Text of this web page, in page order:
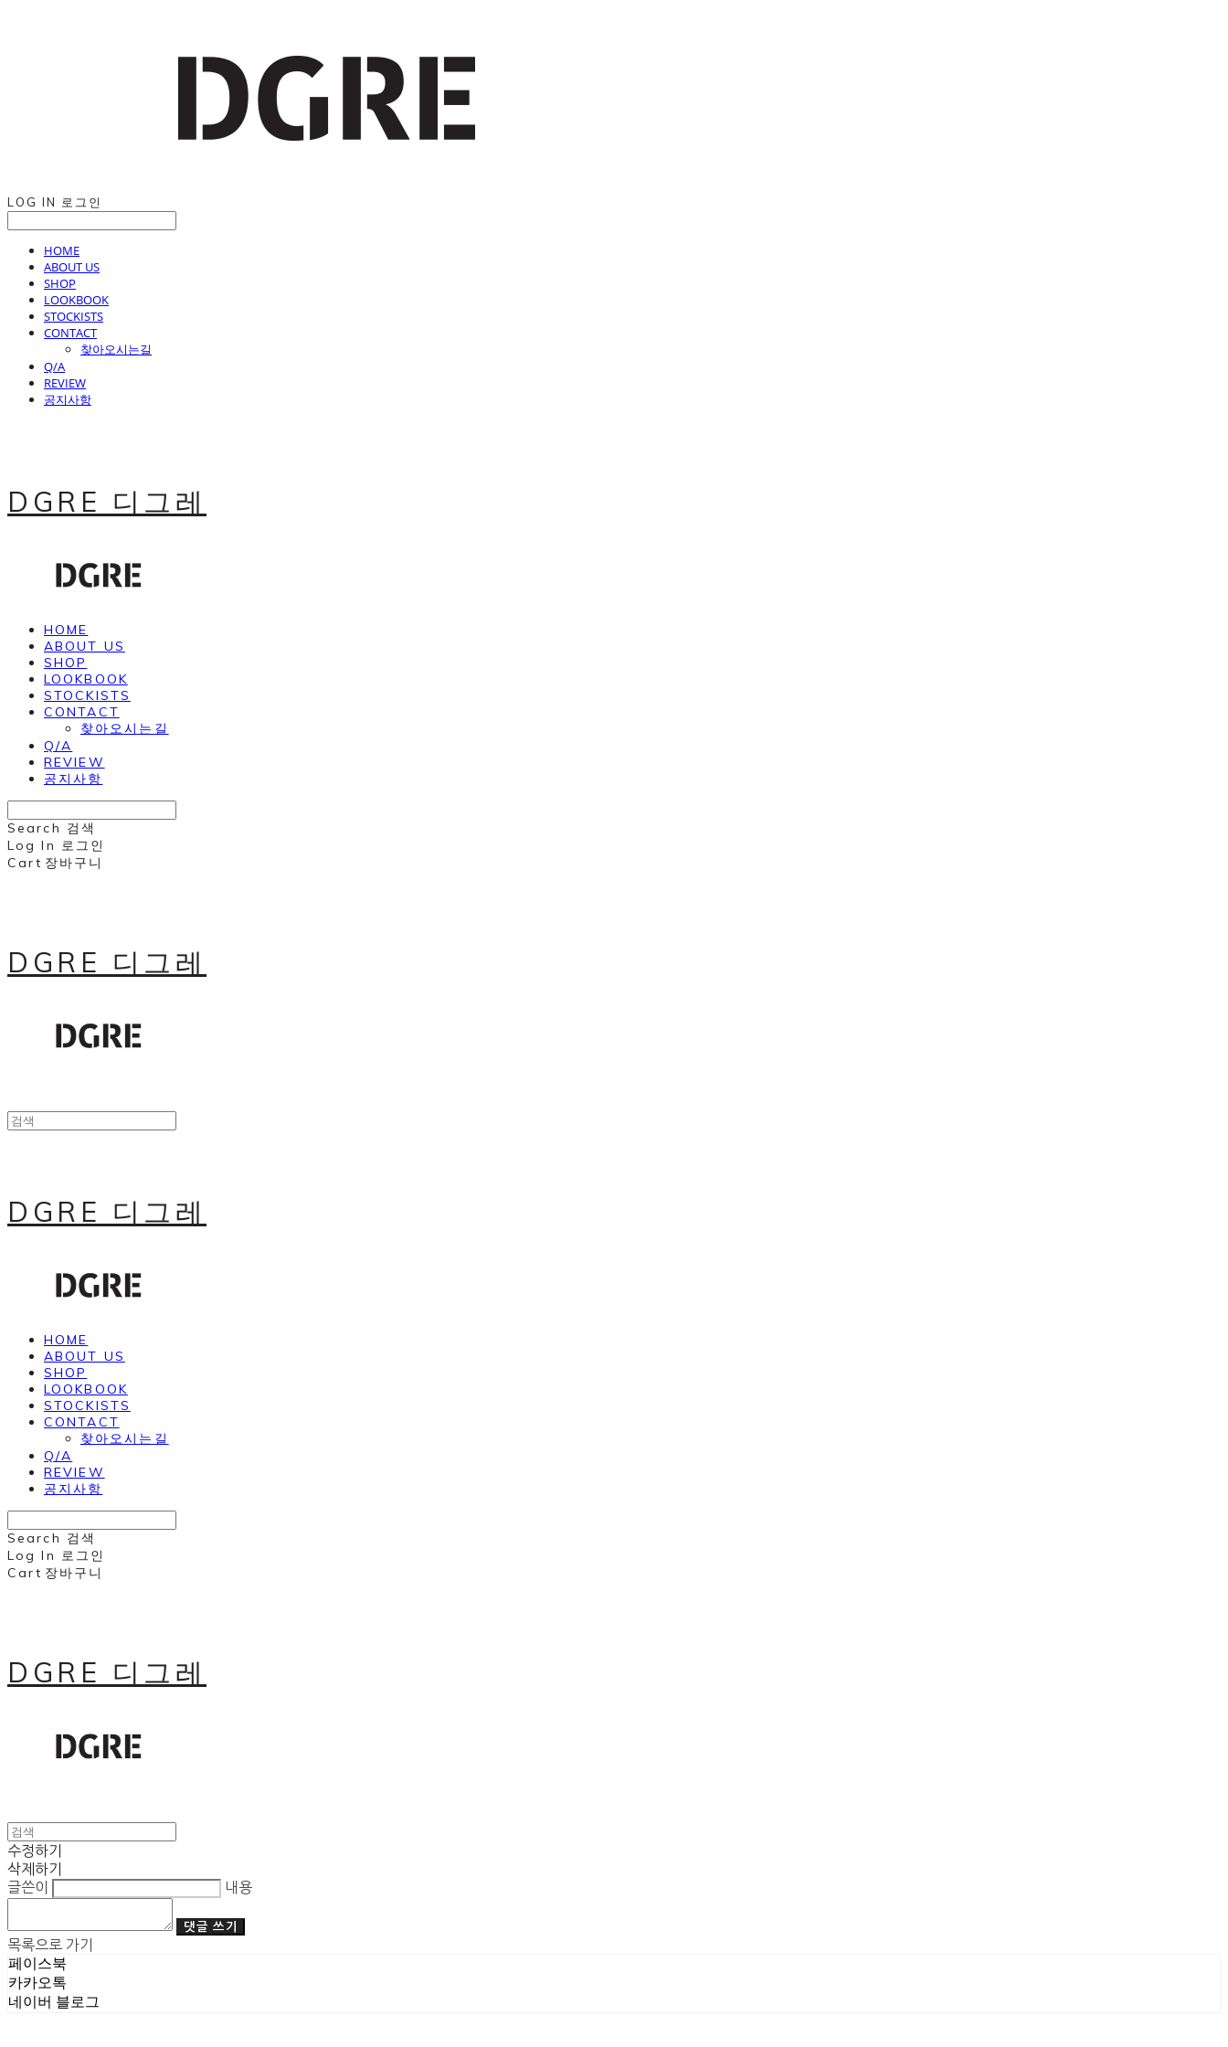
LOG IN 로그인
HOME
ABOUT US
SHOP
LOOKBOOK
STOCKISTS
CONTACT
찾아오시는길
Q/A
REVIEW
공지사항
DGRE 디그레
HOME
ABOUT US
SHOP
LOOKBOOK
STOCKISTS
CONTACT
찾아오시는길
Q/A
REVIEW
공지사항
Search 검색
Log In 로그인
Cart 장바구니
DGRE 디그레
DGRE 디그레
HOME
ABOUT US
SHOP
LOOKBOOK
STOCKISTS
CONTACT
찾아오시는길
Q/A
REVIEW
공지사항
Search 검색
Log In 로그인
Cart 장바구니
DGRE 디그레
수정하기
삭제하기
글쓴이
내용
댓글 쓰기
목록으로 가기
페이스북
카카오톡
네이버 블로그